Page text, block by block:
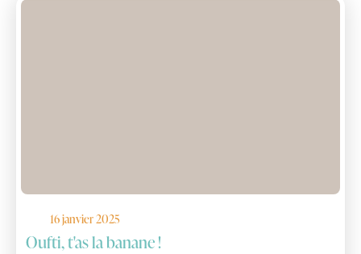
16 janvier 2025
Oufti, t'as la banane !